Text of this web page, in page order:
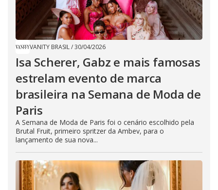
VANITY BRASIL/30/04/2026
Isa Scherer, Gabz e mais famosas
estrelam evento de marca
brasileira na Semana de Moda de
Paris
A Semana de Moda de Paris foi o cenário escolhido pela
Brutal Fruit, primeiro spritzer da Ambev, para o
lançamento de sua nova...